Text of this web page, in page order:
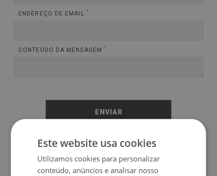
ENDEREÇO DE EMAIL *
CONTEÚDO DA MENSAGEM *
ENVIAR
INFO@TAPETEMAT.PT
Este website usa cookies
Utilizamos cookies para personalizar
conteúdo, anúncios e analisar nosso